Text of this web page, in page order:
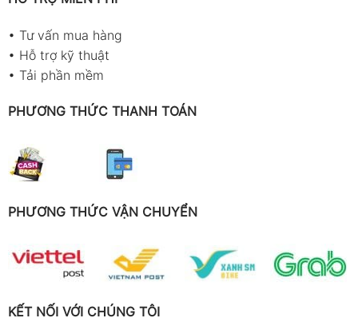
• Tư vấn mua hàng
• Hỗ trợ kỹ thuật
• Tải phần mềm
PHƯƠNG THỨC THANH TOÁN
PHƯƠNG THỨC VẬN CHUYỂN
KẾT NỐI VỚI CHÚNG TÔI